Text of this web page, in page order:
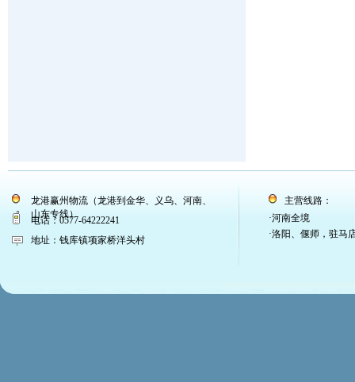
龙港赢州物流（龙港到金华、义乌、河南、
山东专线）
电话：0577-64222241
地址：钱库镇项家桥洋头村
主营线路：
·河南全境
·洛阳、偃师，驻马